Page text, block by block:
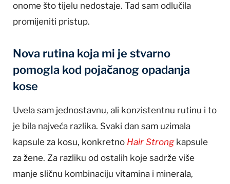
onome što tijelu nedostaje. Tad sam odlučila
promijeniti pristup.
Nova rutina koja mi je stvarno
pomogla kod pojačanog opadanja
kose
Uvela sam jednostavnu, ali konzistentnu rutinu i to
je bila najveća razlika. Svaki dan sam uzimala
kapsule za kosu, konkretno Hair Strongkapsule
za žene. Za razliku od ostalih koje sadrže više
manje sličnu kombinaciju vitamina i minerala,